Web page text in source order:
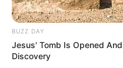
Megvan a fordulat:
Magyar Péternek –
Történelmi pillanat
BUZZ DAY
Jesus' Tomb Is Opened
Discovery